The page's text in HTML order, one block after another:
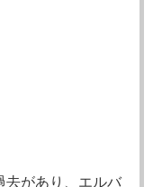
去があり、エルバ